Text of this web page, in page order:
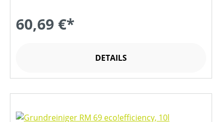
60,69 €*
DETAILS